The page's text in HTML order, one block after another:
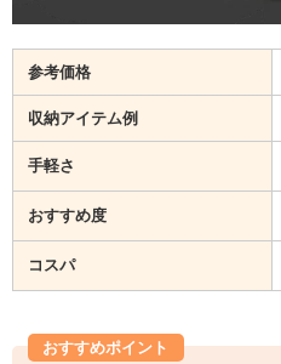
参考価格
収納アイテム例
手軽さ
おすすめ度
コスパ
おすすめポイント